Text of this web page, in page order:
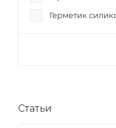
Герметик
Статьи